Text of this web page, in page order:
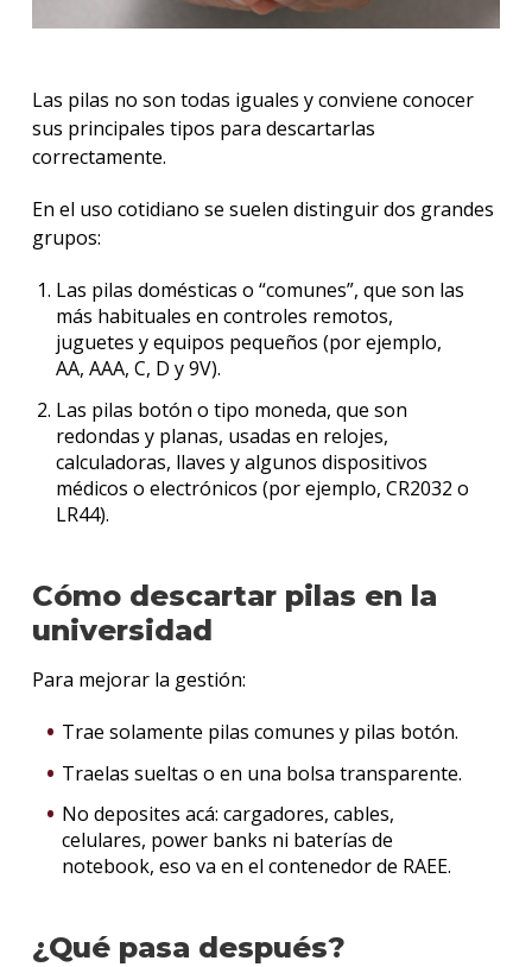
Las pilas no son todas iguales y conviene conocer
sus principales tipos para descartarlas
correctamente.
En el uso cotidiano se suelen distinguir dos grandes
grupos:
Las pilas domésticas o “comunes”, que son las
más habituales en controles remotos,
juguetes y equipos pequeños (por ejemplo,
AA, AAA, C, D y 9V).
Las pilas botón o tipo moneda, que son
redondas y planas, usadas en relojes,
calculadoras, llaves y algunos dispositivos
médicos o electrónicos (por ejemplo, CR2032 o
LR44).
Cómo descartar pilas en la
universidad
Para mejorar la gestión:
Trae solamente pilas comunes y pilas botón.
Traelas sueltas o en una bolsa transparente.
No deposites acá: cargadores, cables,
celulares, power banks ni baterías de
notebook, eso va en el contenedor de RAEE.
¿Qué pasa después?